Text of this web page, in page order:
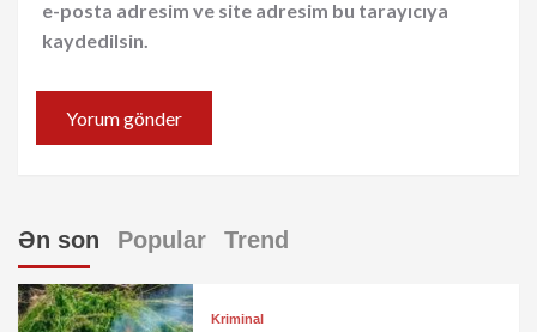
e-posta adresim ve site adresim bu tarayıcıya
kaydedilsin.
Ən son Popular Trend
Kriminal